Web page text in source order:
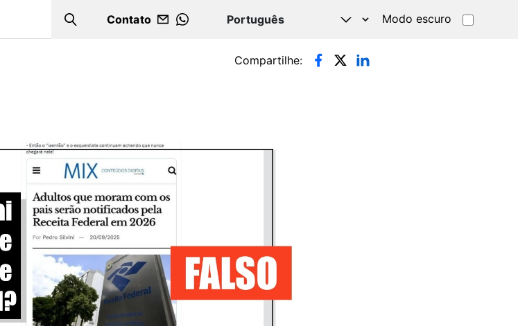
Search
Contato
WHATSAPP
Modo escuro
Compartilhe: